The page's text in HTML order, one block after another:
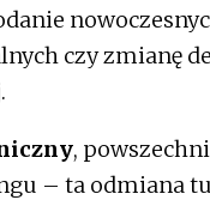
czy zmianę
,
– ta odmiana